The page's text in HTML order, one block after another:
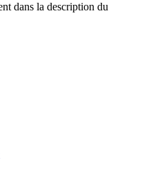
dans la description du